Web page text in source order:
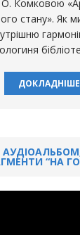
Комковою
стану». Як
ДОКЛАДНІШЕ
“НА